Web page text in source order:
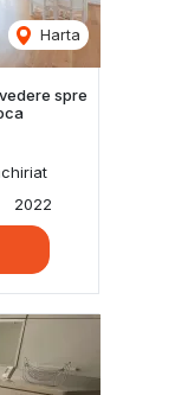
Harta
spre
2022